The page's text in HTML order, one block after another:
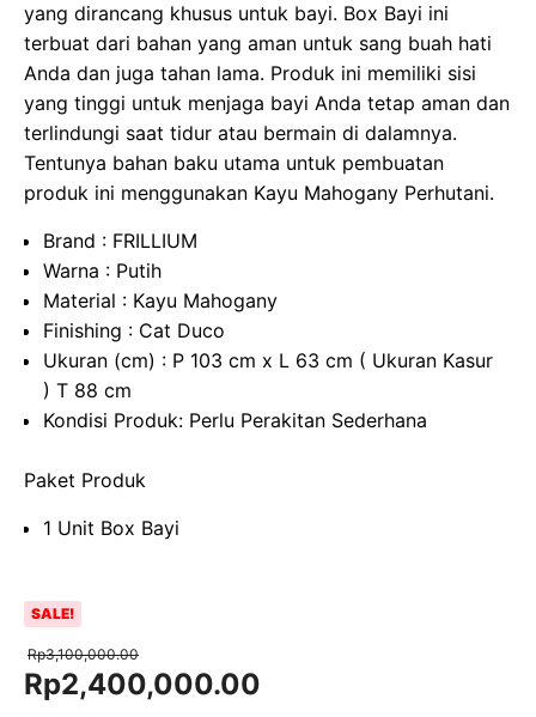
f
yang dirancang khusus untuk bayi. Box Bayi ini
terbuat dari bahan yang aman untuk sang buah hati
Anda dan juga tahan lama. Produk ini memiliki sisi
yang tinggi untuk menjaga bayi Anda tetap aman dan
terlindungi saat tidur atau bermain di dalamnya.
Tentunya bahan baku utama untuk pembuatan
produk ini menggunakan Kayu Mahogany Perhutani.
Brand : FRILLIUM
Warna : Putih
Material : Kayu Mahogany
Finishing : Cat Duco
Ukuran (cm) : P 103 cm x L 63 cm ( Ukuran Kasur
) T 88 cm
Kondisi Produk: Perlu Perakitan Sederhana
Paket Produk
1 Unit Box Bayi
SALE!
Rp3,100,000.00
Original
Rp2,400,000.00